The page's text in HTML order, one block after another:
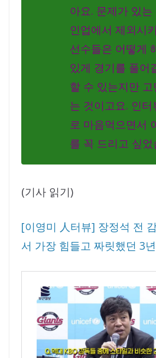
아요. 문제가 있
인업에서 제외시
선수들은 어떻게
있게 경기를 풀어
할 수 있는지만 고
는 것이고요. 인터
로 마음먹으면서
를 꼭 드리고 싶었
(기사 읽기)
[이영미 人터뷰] 장정석 전
서 가장 힘들고 짜릿했던 3